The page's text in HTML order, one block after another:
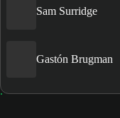
Sam Surridge
Gastón Brugman